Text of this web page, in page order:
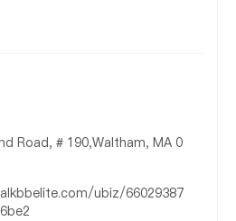
- Hin Mui Wan
Road, # 190,Waltham, MA 0
ubiz/66029387